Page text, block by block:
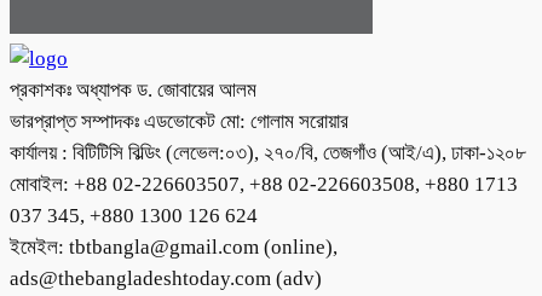
প্রকাশকঃ অধ্যাপক ড. জোবায়ের আলম
ভারপ্রাপ্ত সম্পাদকঃ এডভোকেট মো: গোলাম সরোয়ার
কার্যালয় : বিটিটিসি বিল্ডিং (লেভেল:০৩), ২৭০/বি, তেজগাঁও (আই/এ), ঢাকা-১২০৮
মোবাইল: +88 02-226603507, +88 02-226603508, +880 1713
037 345, +880 1300 126 624
ইমেইল: tbtbangla@gmail.com (online),
ads@thebangladeshtoday.com (adv)